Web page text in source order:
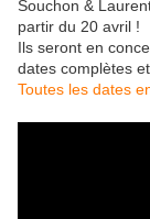
Souchon &
partir du 20 avril !
Ils seront en
dates complètes
Toutes les dates